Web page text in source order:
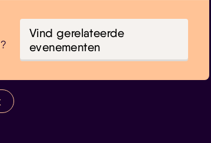
Vind gerelateerde
evenementen